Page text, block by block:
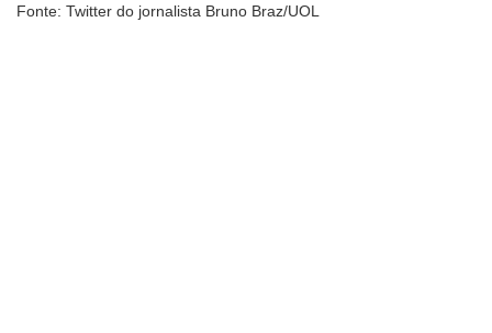
Fonte: Twitter do jornalista Bruno Braz/UOL